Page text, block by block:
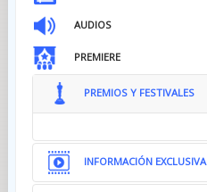
AUDIOS
PREMIERE
PREMIOS Y FESTIVALES
INFORMACIÓN EXCLUSIVA